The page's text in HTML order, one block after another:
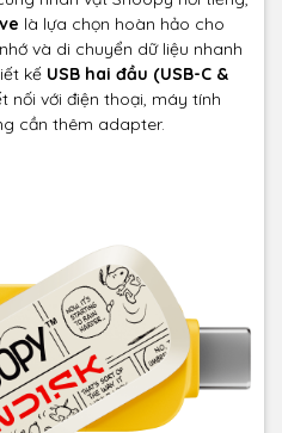
là lựa chọn hoàn hảo cho
và di chuyển dữ liệu nhanh
kế USB hai đầu (USB-C &
nối với điện thoại, máy tính
cần thêm adapter.